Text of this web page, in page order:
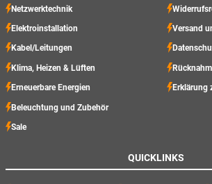
Netzwerktechnik
Elektroinstallation
Kabel/Leitungen
Klima, Heizen & Lüften
Erneuerbare Energien
Beleuchtung und Zubehör
Sale
Versand
Erklärung
QUICKLINKS